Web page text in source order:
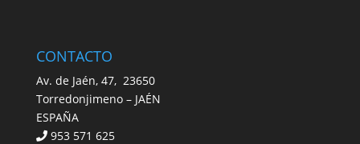
CONTACTO
Av. de Jaén, 47, 23650
Torredonjimeno – JAÉN
ESPAÑA
953 571 625